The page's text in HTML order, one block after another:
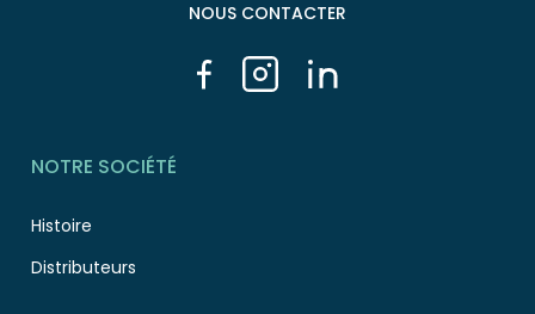
NOUS CONTACTER
NOTRE SOCIÉTÉ
Histoire
Distributeurs